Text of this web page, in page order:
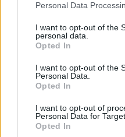
Personal Data
I want to opt-out of the
personal data.
Opted In
I want to opt-out of the
Personal Data.
Opted In
I want to opt-out of
Personal Data for
Opted In
ÚLTIMES NOTÍCIES
i
vincula